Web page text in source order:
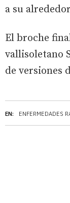
EN: ENFERMEDADES
a su
El broche
vallisoletano
de versiones